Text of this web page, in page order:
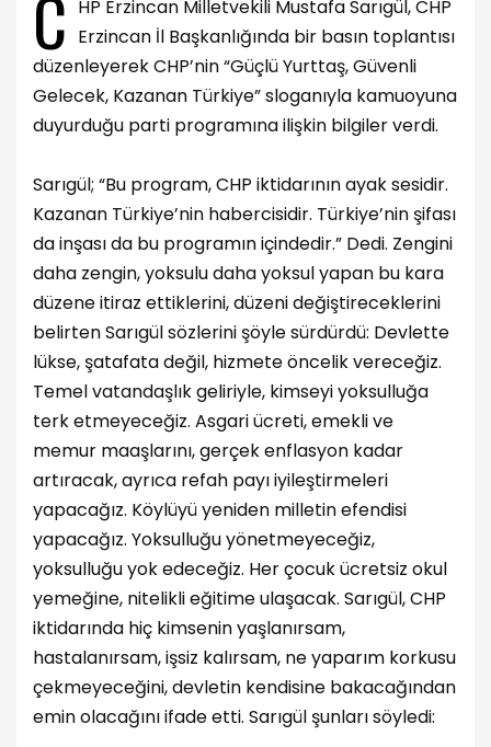
HP Erzincan Milletvekili Mustafa Sarıgül, CHP
Erzincan İl Başkanlığında bir basın toplantısı
düzenleyerek CHP’nin “Güçlü Yurttaş, Güvenli
Gelecek, Kazanan Türkiye” sloganıyla kamuoyuna
duyurduğu parti programına ilişkin bilgiler verdi.
Sarıgül; “Bu program, CHP iktidarının ayak sesidir.
Kazanan Türkiye’nin habercisidir. Türkiye’nin şifası
da inşası da bu programın içindedir.” Dedi. Zengini
daha zengin, yoksulu daha yoksul yapan bu kara
düzene itiraz ettiklerini, düzeni değiştireceklerini
belirten Sarıgül sözlerini şöyle sürdürdü: Devlette
lükse, şatafata değil, hizmete öncelik vereceğiz.
Temel vatandaşlık geliriyle, kimseyi yoksulluğa
terk etmeyeceğiz. Asgari ücreti, emekli ve
memur maaşlarını, gerçek enflasyon kadar
artıracak, ayrıca refah payı iyileştirmeleri
yapacağız. Köylüyü yeniden milletin efendisi
yapacağız. Yoksulluğu yönetmeyeceğiz,
yoksulluğu yok edeceğiz. Her çocuk ücretsiz okul
yemeğine, nitelikli eğitime ulaşacak. Sarıgül, CHP
iktidarında hiç kimsenin yaşlanırsam,
hastalanırsam, işsiz kalırsam, ne yaparım korkusu
çekmeyeceğini, devletin kendisine bakacağından
emin olacağını ifade etti. Sarıgül şunları söyledi: